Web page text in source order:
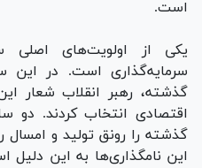
است.
یکی از اولویت‌های اصلی
سرمایه‌گذاری است. در این
گذشته، رهبر انقلاب شعار
اقتصادی انتخاب کردند. دو
گذشته را رونق تولید و
این نامگذاری‌ها به این